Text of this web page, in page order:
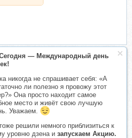
— Международный день
никогда не спрашивает себя: «А
ли полезно я провожу этот
Она просто находит самое
место и живёт свою лучшую
Уважаем.
решили немного приблизиться к
уровню дзена и запускаем Акцию.